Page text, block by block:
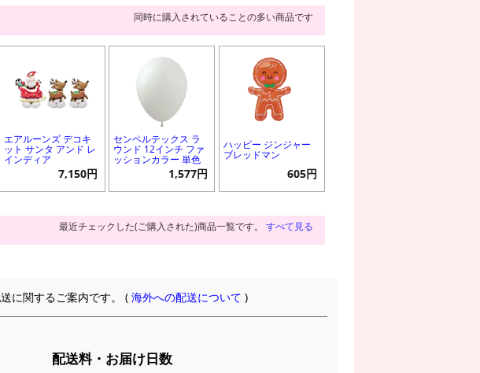
同時に購入されていることの多い商品です
エアルーンズ デコキ
ット サンタ アンド レ
インディア
7,150円
センペルテックス ラ
ウンド 12インチ ファ
ッションカラー 単色
1,577円
ハッピー ジンジャー
ブレッドマン
605円
最近チェックした(ご購入された)商品一覧です。 すべて見る
に関するご案内です。 (海外への配送について )
配送料・お届け日数